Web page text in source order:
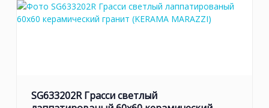
SG633202R Грасси светлый